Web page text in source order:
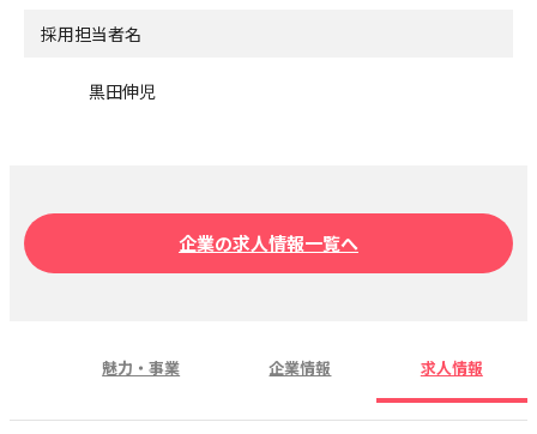
採用担当者名
黒田伸児
企業の求人情報一覧へ
魅力・事業 企業情報 求人情報